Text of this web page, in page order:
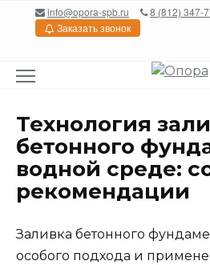
Перейтиinfo@opora-spb.ru
8 (812) 347-
Заказать звонок
Технология
бетонного
водной среде:
рекомендации
Заливка бетонного
особого подхода и